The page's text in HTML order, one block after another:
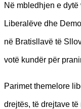
Në mbledhjen e
Liberalëve dhe
në Bratisllavë të
votë kundër për
Parimet themelore
drejtës, të drejtave